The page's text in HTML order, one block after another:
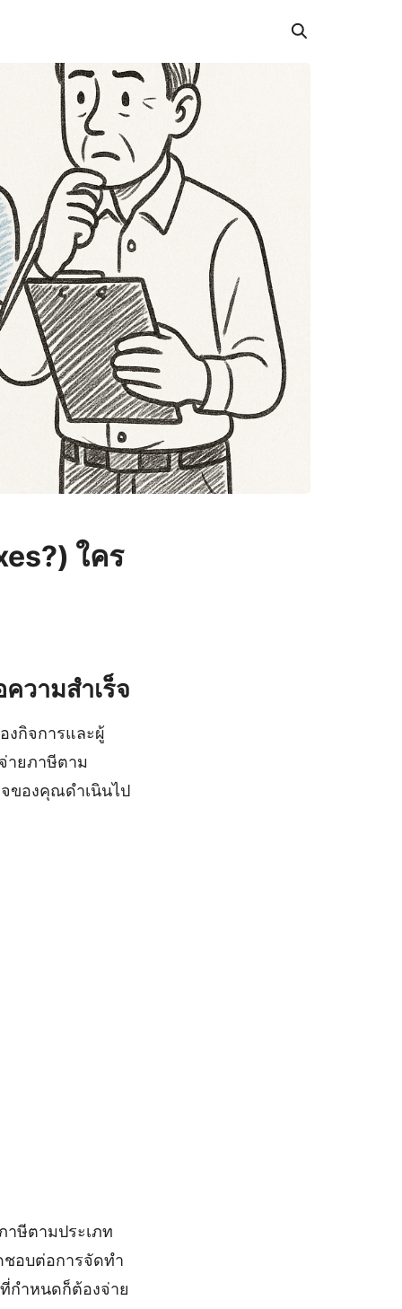
ใคร
วามสำเร็จ
งกิจการและผู้
ายภาษีตาม
ของคุณดำเนินไป
าษีตามประเภท
ชอบต่อการจัดทำ
กำหนดก็ต้องจ่าย